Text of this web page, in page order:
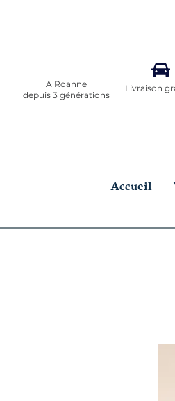
A Roanne
depuis 3 générations
Livraison
Accueil